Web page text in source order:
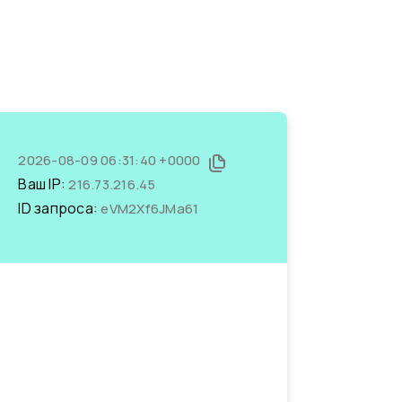
2026-08-09 06:31:40 +0000
Ваш IP:216.73.216.45
ID запроса:eVM2Xf6JMa61